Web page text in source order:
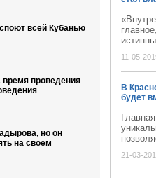
всей Кубанью
время проведения
но он
на своем
11-05-
В
будет
21-03-